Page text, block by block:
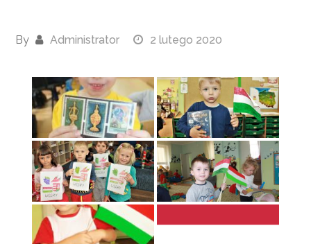
By Administrator 2 lutego 2020